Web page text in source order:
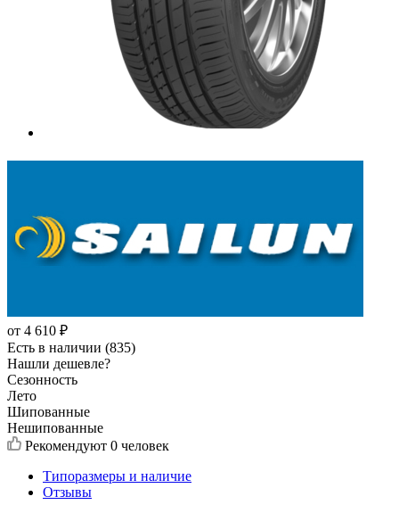
от 4 610 ₽
Есть в наличии (835)
Нашли дешевле?
Сезонность
Лето
Шипованные
Нешипованные
Рекомендуют 0 человек
Типоразмеры и наличие
Отзывы